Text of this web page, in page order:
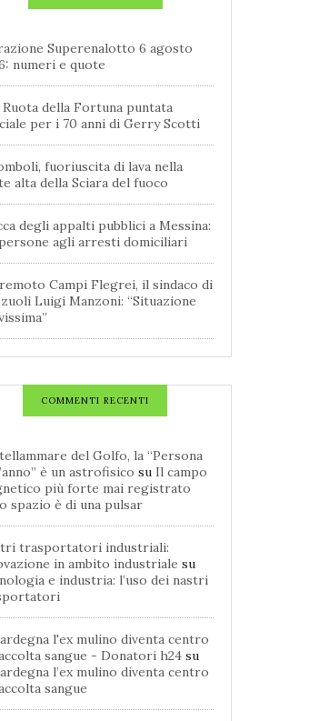
Superenalotto 6 agosto
numeri e quote
Ruota della Fortuna puntata
per i 70 anni di Gerry Scotti
fuoriuscita di lava nella
alta della Sciara del fuoco
degli appalti pubblici a Messina:
agli arresti domiciliari
Campi Flegrei, il sindaco di
Luigi Manzoni: “Situazione
COMMENTI RECENTI
del Golfo, la “Persona
è un astrofisico su Il campo
più forte mai registrato
spazio è di una pulsar
trasportatori industriali:
in ambito industriale su
e industria: l’uso dei nastri
l'ex mulino diventa centro
sangue - Donatori h24 su
l’ex mulino diventa centro
sangue